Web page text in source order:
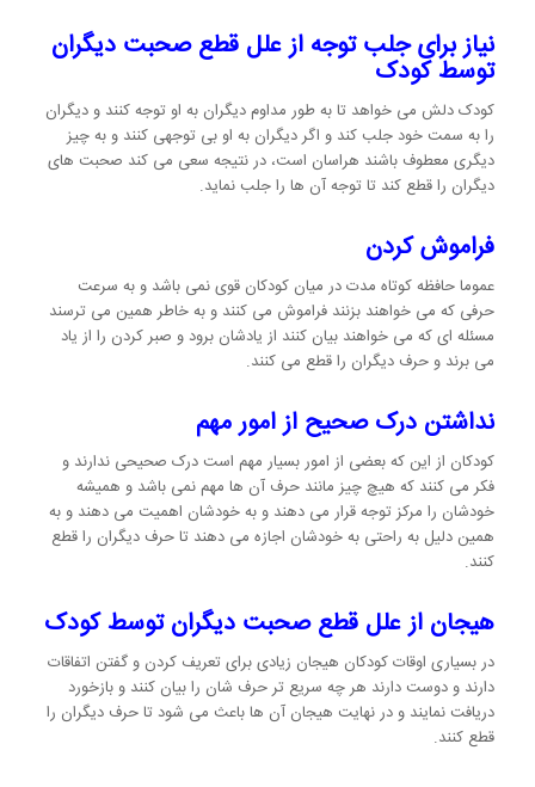
نیاز برای جلب توجه از علل قطع صحبت دیگران
توسط کودک
کودک دلش می خواهد تا به طور مداوم دیگران به او توجه کنند و دیگران
را به سمت خود جلب کند و اگر دیگران به او بی توجهی کنند و به چیز
دیگری معطوف باشند هراسان است، در نتیجه سعی می کند صحبت های
دیگران را قطع کند تا توجه آن ها را جلب نماید.
فراموش کردن
عموما حافظه کوتاه مدت در میان کودکان قوی نمی باشد و به سرعت
حرفی که می خواهند بزنند فراموش می کنند و به خاطر همین می ترسند
مسئله ای که می خواهند بیان کنند از یادشان برود و صبر کردن را از یاد
می برند و حرف دیگران را قطع می کنند.
نداشتن درک صحیح از امور مهم
کودکان از این که بعضی از امور بسیار مهم است درک صحیحی ندارند و
فکر می کنند که هیچ چیز مانند حرف آن ها مهم نمی باشد و همیشه
خودشان را مرکز توجه قرار می دهند و به خودشان اهمیت می دهند و به
همین دلیل به راحتی به خودشان اجازه می دهند تا حرف دیگران را قطع
کنند.
هیجان از علل قطع صحبت دیگران توسط کودک
در بسیاری اوقات کودکان هیجان زیادی برای تعریف کردن و گفتن اتفاقات
دارند و دوست دارند هر چه سریع تر حرف شان را بیان کنند و بازخورد
دریافت نمایند و در نهایت هیجان آن ها باعث می شود تا حرف دیگران را
قطع کنند.